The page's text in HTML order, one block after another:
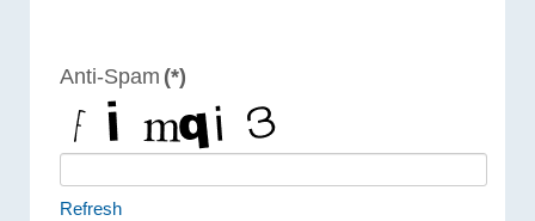
Anti-Spam (*)
Refresh